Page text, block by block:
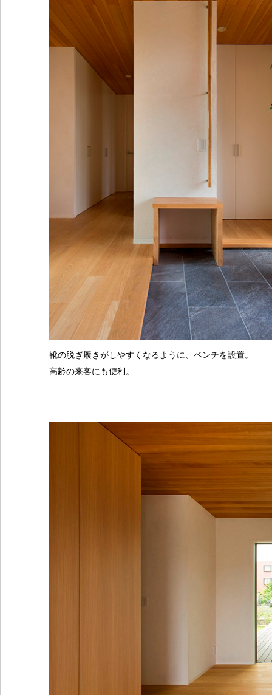
靴の脱ぎ履きがしやすくなるように、ベンチを設置。
高齢の来客にも便利。